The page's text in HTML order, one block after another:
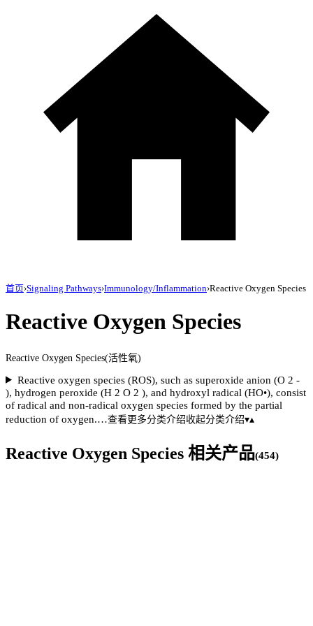
首页›Signaling Pathways›Immunology/Inflammation›Reactive Oxygen Species
Reactive Oxygen Species
Reactive Oxygen Species(活性氧)
Reactive oxygen species (ROS), such as superoxide anion (O 2 -
), hydrogen peroxide (H 2 O 2 ), and hydroxyl radical (HO•), consist
of radical and non-radical oxygen species formed by the partial
reduction of oxygen.…查看更多分类介绍收起分类介绍▾▴
Reactive Oxygen Species 相关产品(454)